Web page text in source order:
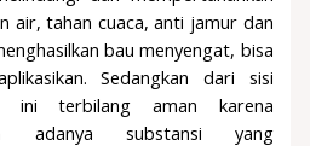
air, tahan cuaca, anti jamur dan
bau menyengat, bisa
Sedangkan dari sisi
ini terbilang aman karena
adanya substansi yang